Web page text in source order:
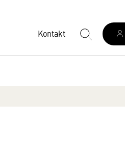
Kontakt